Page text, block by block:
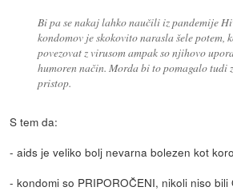
Bi pa se nakaj lahko naučili iz pandemije
kondomov je skokovito narasla šele potem,
povezovat z virusom ampak so njihovo
humoren način. Morda bi to pomagalo tudi
pristop.
S tem da:
- aids je veliko bolj nevarna bolezen kot
- kondomi so PRIPOROČENI, nikoli niso bili